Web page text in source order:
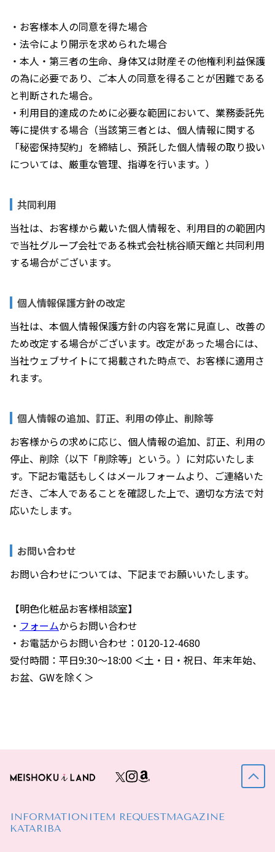
・お客様本人の同意を得た場合
・法令により開示を求められた場合
・本人・第三者の生命、身体又は財産その他権利利益保護
の為に必要であり、ご本人の同意を得ることが困難である
と判断された場合。
・利用目的達成のために必要な範囲において、業務委託先
等に提供する場合（当該第三者とは、個人情報に関する
「秘密保持契約」を締結し、預託した個人情報の取り扱い
については、厳重な管理、指導を行います。）
共同利用
当社は、お客様から戴いた個人情報を、利用目的の範囲内
で当社グループ会社である株式会社桃谷順天館と共同利用
する場合がございます。
個人情報保護方針の改定
当社は、本個人情報保護方針の内容を常に見直し、改善の
ため改定する場合がございます。改定があった場合には、
当社ウェブサイトにて掲載された時点で、お客様に適用さ
れます。
個人情報の追加、訂正、利用の停止、削除等
お客様からの求めに応じ、個人情報の追加、訂正、利用の
停止、削除（以下「削除等」という。）に対応いたしま
す。下記お電話もしくはメールフォームより、ご連絡いた
だき、ご本人であることを確認した上で、適切な方法で対
応いたします。
お問い合わせ
お問い合わせについては、下記までお願いいたします。
【明色化粧品お客様相談室】
・ フォームからお問い合わせ
・お電話からお問い合わせ：0120-12-4680
受付時間：平日9:30～18:00 ＜土・日・祝日、年末年始、
お盆、GWを除く＞
INFORMATION ITEM REQUESTMAGAZINE
KATARIBA